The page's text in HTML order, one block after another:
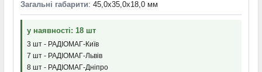
Загальні габарити: 45,0x35,0x18,0 мм
у наявності: 18 шт
3 шт - РАДІОМАГ-Київ
7 шт - РАДІОМАГ-Львів
8 шт - РАДІОМАГ-Дніпро